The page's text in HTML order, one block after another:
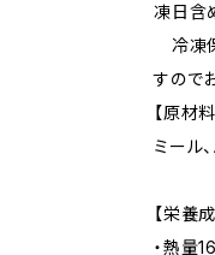
凍日含
冷凍
すので
【原材
ミール
【栄養
・熱量